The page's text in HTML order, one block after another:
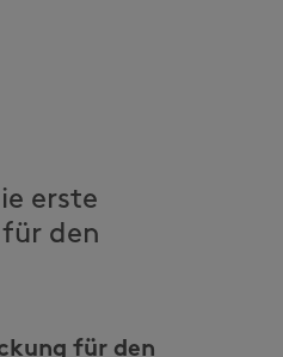
erste
den
für den